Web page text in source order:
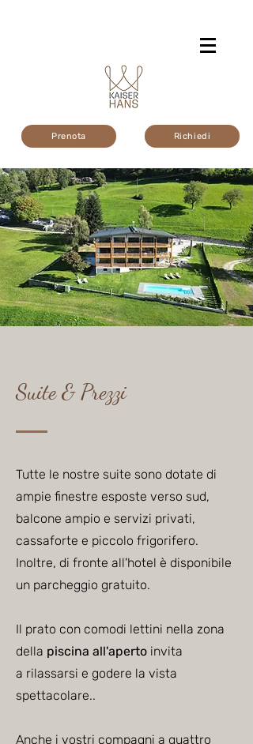
Prenota Richiedi
Suite & Prezzi
Tutte le nostre suite sono dotate di
ampie finestre esposte verso sud,
balcone ampio e servizi privati,
cassaforte e piccolo frigorifero.
Inoltre, di fronte all'hotel è disponibile
un parcheggio gratuito.
Il prato con comodi lettini nella zona
della piscina all'aperto invita
a rilassarsi e godere la vista
spettacolare..
Anche i vostri compagni a quattro